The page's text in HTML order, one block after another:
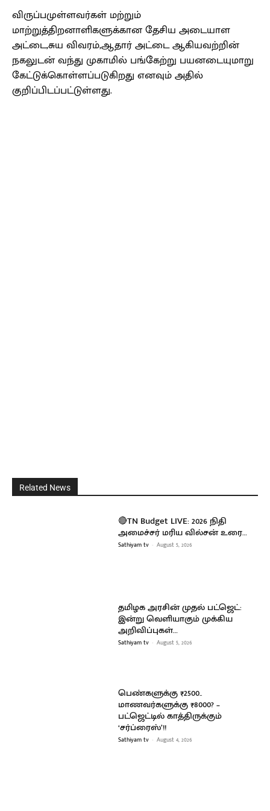
விருப்பமுள்ளவர்கள் மற்றும்
மாற்றுத்திறனாளிகளுக்கான தேசிய அடையாள
அட்டை,சுய விவரம்,ஆதார் அட்டை ஆகியவற்றின்
நகலுடன் வந்து முகாமில் பங்கேற்று பயனடையுமாறு
கேட்டுக்கொள்ளப்படுகிறது எனவும் அதில்
குறிப்பிடப்பட்டுள்ளது.
Related News
🔴TN Budget LIVE: 2026 நிதி
அமைச்சர் மரிய வில்சன் உரை…
Sathiyam tv - August 5, 2026
தமிழக அரசின் முதல் பட்ஜெட்:
இன்று வெளியாகும் முக்கிய
அறிவிப்புகள்…
Sathiyam tv - August 5, 2026
பெண்களுக்கு ₹2500..
மாணவர்களுக்கு ₹8000? –
பட்ஜெட்டில் காத்திருக்கும்
‘சர்ப்ரைஸ்’!!
Sathiyam tv - August 4, 2026